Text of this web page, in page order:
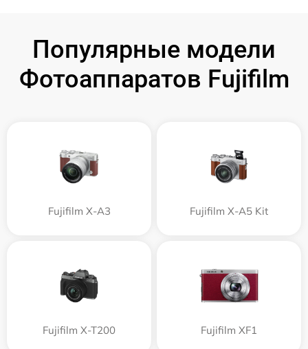
Популярные модели
Фотоаппаратов Fujifilm
Fujifilm X-A3 Fujifilm X-A5 Kit
Fujifilm X-T200 Fujifilm XF1